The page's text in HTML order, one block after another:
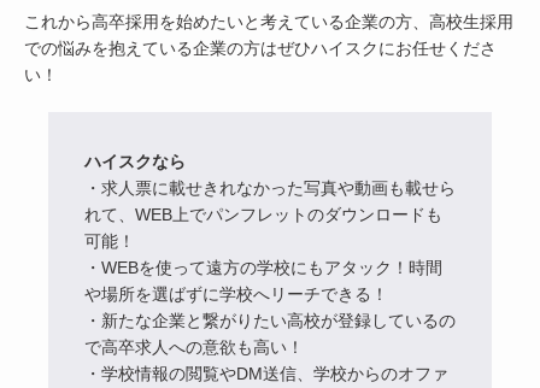
これから高卒採用を始めたいと考えている企業の方、高校生採用
での悩みを抱えている企業の方はぜひハイスクにお任せくださ
い！
ハイスクなら
・求人票に載せきれなかった写真や動画も載せら
れて、WEB上でパンフレットのダウンロードも
可能！
・WEBを使って遠方の学校にもアタック！時間
や場所を選ばずに学校へリーチできる！
・新たな企業と繋がりたい高校が登録しているの
で高卒求人への意欲も高い！
・学校情報の閲覧やDM送信、学校からのオファ